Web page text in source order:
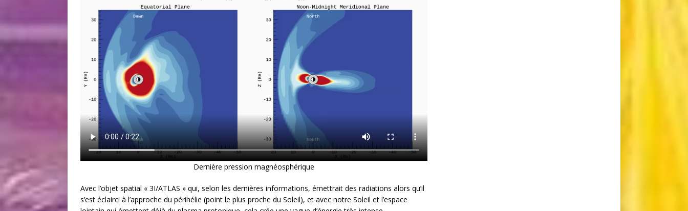
Dernière pression magnéosphérique
Avec l’objet spatial « 3I/ATLAS » qui, selon les dernières informations, émettrait des radiations alors qu’il
s’est éclairci à l’approche du périhélie (point le plus proche du Soleil), et avec notre Soleil et l’espace